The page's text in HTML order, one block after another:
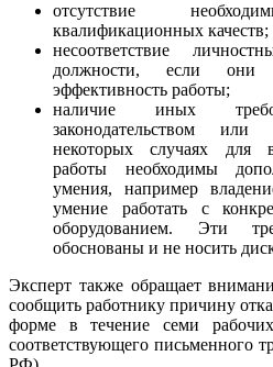
отсутствие
квалификационных качеств;
несоответствие
должности, если
эффективность работы;
наличие иных
законодательством
некоторых случаях для
работы необходимы
умения, например
умение работать с
оборудованием. Эти
обоснованы и не носить
Эксперт также обращает
сообщить работнику причину
форме в течение семи
соответствующего письменного